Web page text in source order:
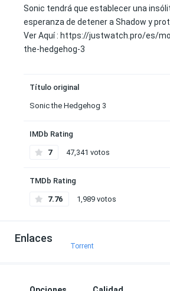
Sonic tendrá que establecer una
esperanza de detener a Shadow y
Ver Aquí : https://justwatch.pro/es/
the-hedgehog-3
Título original
Sonic the Hedgehog 3
IMDb Rating
7 47,341 votos
TMDb Rating
7.76 1,989 votos
Enlaces
Torrent